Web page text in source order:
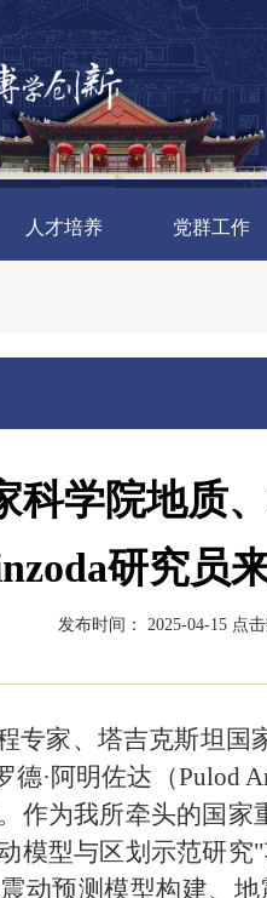
人才培养 党群工作
科学院地质
研究员
发布时间： 2025-04-15 点
专家、塔吉克斯坦国
·阿明佐达（Pulod
作为我所牵头的国
模型与区划示范研
动预测模型构建、